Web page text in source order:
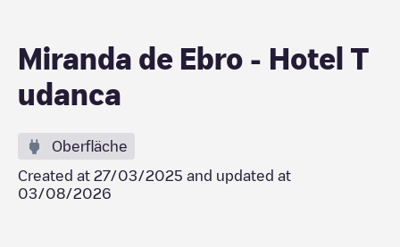
Miranda de Ebro - Hotel T
udanca
Oberfläche
Created at 27/03/2025 and updated at
03/08/2026